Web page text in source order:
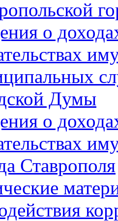
о
Думы
о
Ставрополя